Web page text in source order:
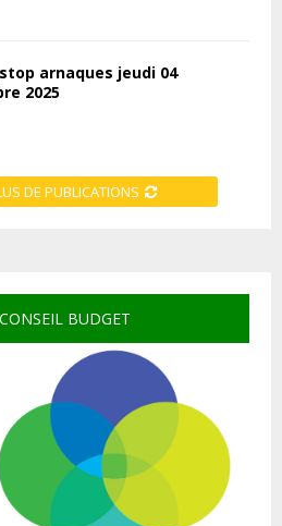
arnaques jeudi 04
2025
DE PUBLICATIONS
BUDGET